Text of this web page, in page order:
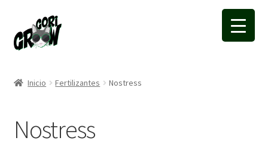
a
la
a
la
Inicio Fertilizantes Nostress
Nostress